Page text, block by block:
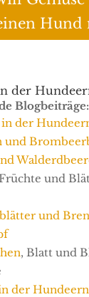
Hund
der
Blogbeiträge:
der
und
und
und
, Blatt und
der